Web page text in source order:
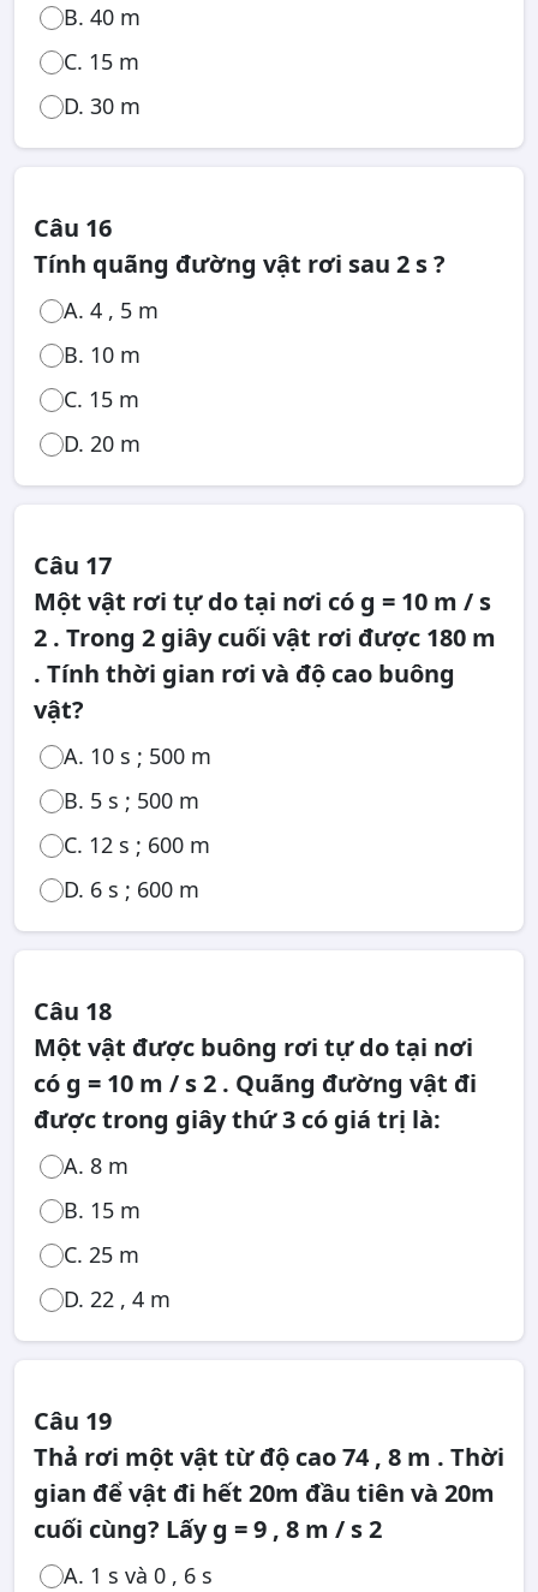
B. 40 m
C. 15 m
D. 30 m
Câu 16
Tính quãng đường vật rơi sau 2 s ?
A. 4 , 5 m
B. 10 m
C. 15 m
D. 20 m
Câu 17
Một vật rơi tự do tại nơi có g = 10 m / s
2 . Trong 2 giây cuối vật rơi được 180 m
. Tính thời gian rơi và độ cao buông
vật?
A. 10 s ; 500 m
B. 5 s ; 500 m
C. 12 s ; 600 m
D. 6 s ; 600 m
Câu 18
Một vật được buông rơi tự do tại nơi
có g = 10 m / s 2 . Quãng đường vật đi
được trong giây thứ 3 có giá trị là:
A. 8 m
B. 15 m
C. 25 m
D. 22 , 4 m
Câu 19
Thả rơi một vật từ độ cao 74 , 8 m . Thời
gian để vật đi hết 20m đầu tiên và 20m
cuối cùng? Lấy g = 9 , 8 m / s 2
A. 1 s và 0 , 6 s